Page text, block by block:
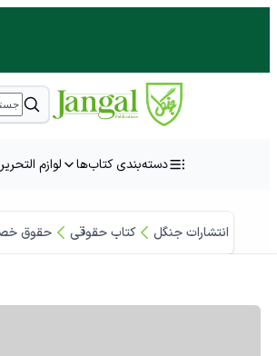
دسته‌بندی کتاب‌ها لوازم التحریر
انتشارات جنگل کتاب حقوقی حقوق